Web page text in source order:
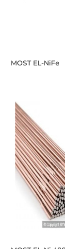
MOST EL-NiFe